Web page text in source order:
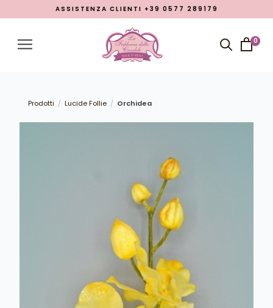
Account
Chi siamo
ASSISTENZA CLIENTI +39 0577 289179
0
Prodotti / Lucide Follie / Orchidea